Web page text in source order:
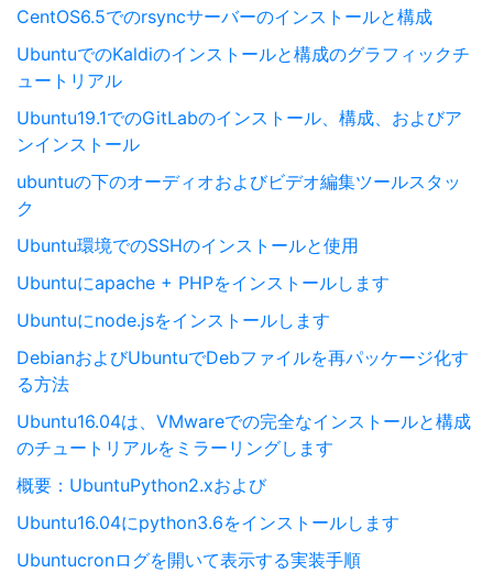
CentOS6.5でのrsyncサーバーのインストールと構成
UbuntuでのKaldiのインストールと構成のグラフィックチ
ュートリアル
Ubuntu19.1でのGitLabのインストール、構成、およびア
ンインストール
ubuntuの下のオーディオおよびビデオ編集ツールスタッ
ク
Ubuntu環境でのSSHのインストールと使用
Ubuntuにapache + PHPをインストールします
Ubuntuにnode.jsをインストールします
DebianおよびUbuntuでDebファイルを再パッケージ化す
る方法
Ubuntu16.04は、VMwareでの完全なインストールと構成
のチュートリアルをミラーリングします
概要：UbuntuPython2.xおよび
Ubuntu16.04にpython3.6をインストールします
Ubuntucronログを開いて表示する実装手順